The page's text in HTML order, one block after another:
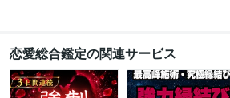
ヒーリング 能力 スピリチュアル エネルギー
遠隔ヒーリング
癒し ヒーラー
恋愛総合鑑定の関連サービス